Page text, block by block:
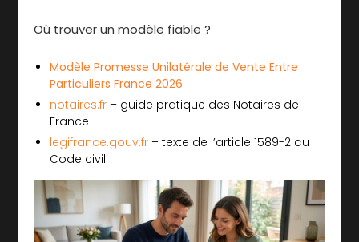
Où trouver un modèle fiable ?
Modèle Promesse Unilatérale de Vente Entre
Particuliers France 2026
notaires.fr – guide pratique des Notaires de
France
legifrance.gouv.fr – texte de l’article 1589-2 du
Code civil